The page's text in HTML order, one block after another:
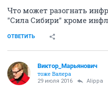
Что может разогнать
"Сила Сибири" кроме
ОТВЕТИТЬ
Виктор_Марьянович
тоже Валера
29 июля 2016 Alippa